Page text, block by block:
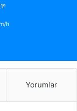
h
Yorumlar